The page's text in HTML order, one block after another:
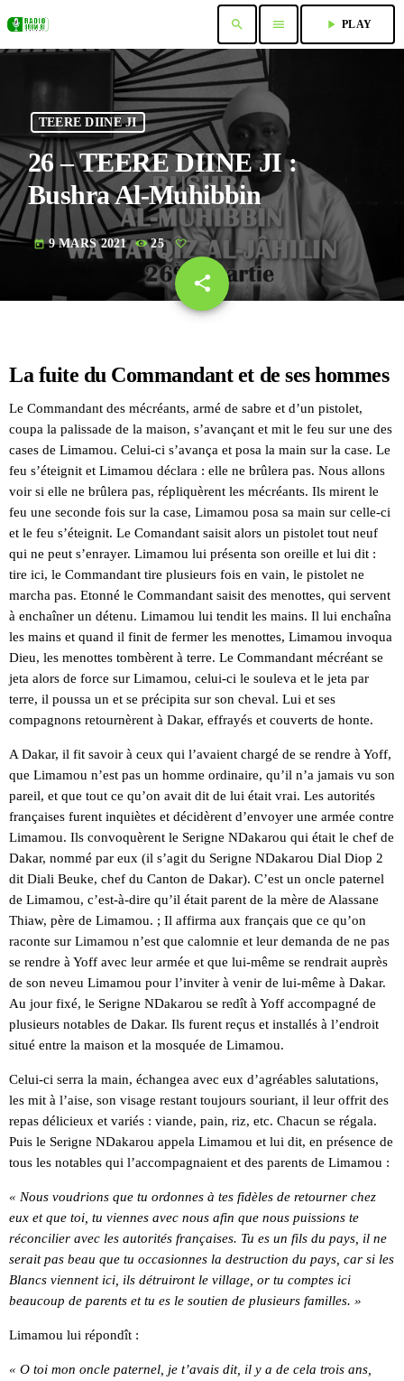
search menu play_arrow PLAY
TEERE DIINE JI
26 – TEERE DIINE JI :
Bushra Al-Muhibbin
today 9 MARS 2021 25
share
email
La fuite du Commandant et de ses hommes
Le Commandant des mécréants, armé de sabre et d’un pistolet,
coupa la palissade de la maison, s’avançant et mit le feu sur une des
cases de Limamou. Celui-ci s’avança et posa la main sur la case. Le
feu s’éteignit et Limamou déclara : elle ne brûlera pas. Nous allons
voir si elle ne brûlera pas, répliquèrent les mécréants. Ils mirent le
feu une seconde fois sur la case, Limamou posa sa main sur celle-ci
et le feu s’éteignit. Le Comandant saisit alors un pistolet tout neuf
qui ne peut s’enrayer. Limamou lui présenta son oreille et lui dit :
tire ici, le Commandant tire plusieurs fois en vain, le pistolet ne
marcha pas. Etonné le Commandant saisit des menottes, qui servent
à enchaîner un détenu. Limamou lui tendit les mains. Il lui enchaîna
les mains et quand il finit de fermer les menottes, Limamou invoqua
Dieu, les menottes tombèrent à terre. Le Commandant mécréant se
jeta alors de force sur Limamou, celui-ci le souleva et le jeta par
terre, il poussa un et se précipita sur son cheval. Lui et ses
compagnons retournèrent à Dakar, effrayés et couverts de honte.
A Dakar, il fit savoir à ceux qui l’avaient chargé de se rendre à Yoff,
que Limamou n’est pas un homme ordinaire, qu’il n’a jamais vu son
pareil, et que tout ce qu’on avait dit de lui était vrai. Les autorités
françaises furent inquiètes et décidèrent d’envoyer une armée contre
Limamou. Ils convoquèrent le Serigne NDakarou qui était le chef de
Dakar, nommé par eux (il s’agit du Serigne NDakarou Dial Diop 2
dit Diali Beuke, chef du Canton de Dakar). C’est un oncle paternel
de Limamou, c’est-à-dire qu’il était parent de la mère de Alassane
Thiaw, père de Limamou. ; Il affirma aux français que ce qu’on
raconte sur Limamou n’est que calomnie et leur demanda de ne pas
se rendre à Yoff avec leur armée et que lui-même se rendrait auprès
de son neveu Limamou pour l’inviter à venir de lui-même à Dakar.
Au jour fixé, le Serigne NDakarou se redît à Yoff accompagné de
plusieurs notables de Dakar. Ils furent reçus et installés à l’endroit
situé entre la maison et la mosquée de Limamou.
Celui-ci serra la main, échangea avec eux d’agréables salutations,
les mit à l’aise, son visage restant toujours souriant, il leur offrit des
repas délicieux et variés : viande, pain, riz, etc. Chacun se régala.
Puis le Serigne NDakarou appela Limamou et lui dit, en présence de
tous les notables qui l’accompagnaient et des parents de Limamou :
« Nous voudrions que tu ordonnes à tes fidèles de retourner chez
eux et que toi, tu viennes avec nous afin que nous puissions te
réconcilier avec les autorités françaises. Tu es un fils du pays, il ne
serait pas beau que tu occasionnes la destruction du pays, car si les
Blancs viennent ici, ils détruiront le village, or tu comptes ici
beaucoup de parents et tu es le soutien de plusieurs familles. »
Limamou lui répondît :
« O toi mon oncle paternel, je t’avais dit, il y a de cela trois ans,